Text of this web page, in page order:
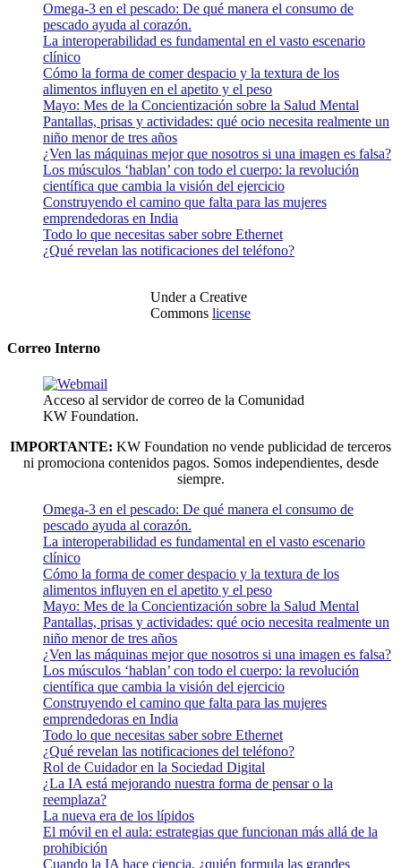
Omega-3 en el pescado: De qué manera el consumo de
pescado ayuda al corazón.
La interoperabilidad es fundamental en el vasto escenario
clínico
Cómo la forma de comer despacio y la textura de los
alimentos influyen en el apetito y el peso
Mayo: Mes de la Concientización sobre la Salud Mental
Pantallas, prisas y actividades: qué ocio necesita realmente un
niño menor de tres años
¿Ven las máquinas mejor que nosotros si una imagen es falsa?
Los músculos ‘hablan’ con todo el cuerpo: la revolución
científica que cambia la visión del ejercicio
Construyendo el camino que falta para las mujeres
emprendedoras en India
Todo lo que necesitas saber sobre Ethernet
¿Qué revelan las notificaciones del teléfono?
Under a Creative
Commons license
Correo Interno
Acceso al servidor de correo de la Comunidad
KW Foundation.
IMPORTANTE: KW Foundation no vende publicidad de terceros
ni promociona contenidos pagos. Somos independientes, desde
siempre.
Omega-3 en el pescado: De qué manera el consumo de
pescado ayuda al corazón.
La interoperabilidad es fundamental en el vasto escenario
clínico
Cómo la forma de comer despacio y la textura de los
alimentos influyen en el apetito y el peso
Mayo: Mes de la Concientización sobre la Salud Mental
Pantallas, prisas y actividades: qué ocio necesita realmente un
niño menor de tres años
¿Ven las máquinas mejor que nosotros si una imagen es falsa?
Los músculos ‘hablan’ con todo el cuerpo: la revolución
científica que cambia la visión del ejercicio
Construyendo el camino que falta para las mujeres
emprendedoras en India
Todo lo que necesitas saber sobre Ethernet
¿Qué revelan las notificaciones del teléfono?
Rol de Cuidador en la Sociedad Digital
¿La IA está mejorando nuestra forma de pensar o la
reemplaza?
La nueva era de los lípidos
El móvil en el aula: estrategias que funcionan más allá de la
prohibición
Cuando la IA hace ciencia, ¿quién formula las grandes